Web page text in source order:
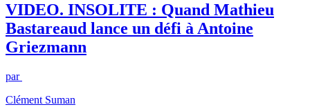
VIDEO. INSOLITE : Quand Mathieu
Bastareaud lance un défi à Antoine
Griezmann
par
Clément Suman